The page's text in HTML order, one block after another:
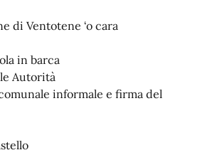
di Ventotene ‘o cara
in barca
Autorità
informale e firma del